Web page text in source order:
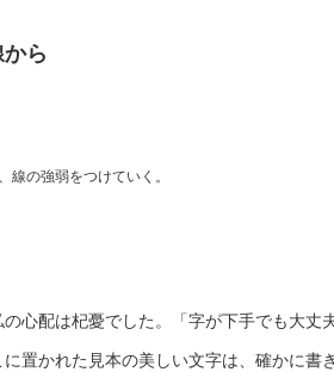
ら
線の強弱をつけていく。
心配は杞憂でした。「字が下手でも大丈
置かれた見本の美しい文字は、確かに書